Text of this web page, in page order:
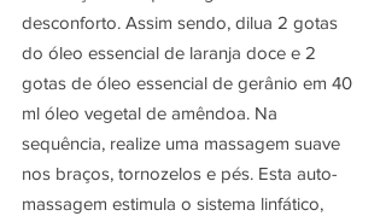
desconforto. Assim sendo, dilua 2 gotas
do óleo essencial de laranja doce e 2
gotas de óleo essencial de gerânio em 40
ml óleo vegetal de amêndoa. Na
sequência, realize uma massagem suave
nos braços, tornozelos e pés. Esta auto-
massagem estimula o sistema linfático,